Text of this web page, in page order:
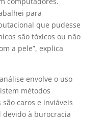
para
que pudesse
são tóxicos ou não
a pele”, explica
envolve o uso
métodos
caros e inviáveis
devido à burocracia